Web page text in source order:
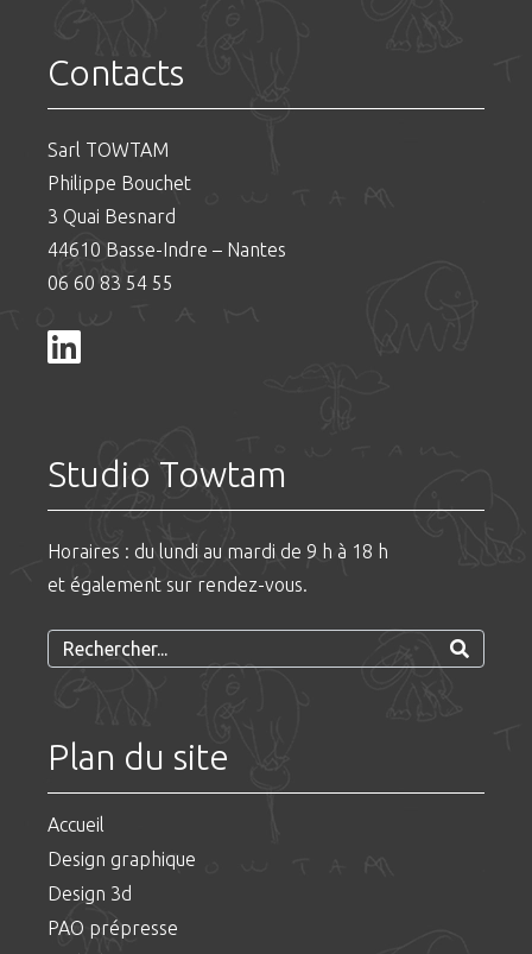
Contacts
Sarl TOWTAM
Philippe Bouchet
3 Quai Besnard
44610 Basse-Indre – Nantes
06 60 83 54 55
Studio Towtam
Horaires : du lundi au mardi de 9 h à 18 h
et également sur rendez-vous.
Plan du site
Accueil
Design graphique
Design 3d
PAO prépresse